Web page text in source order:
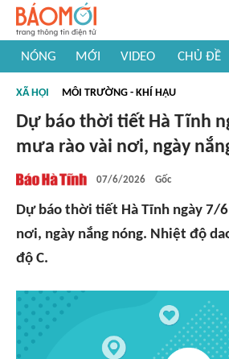
NÓNG MỚI VIDEO CHỦ ĐỀ
#Khám phá thế giới
XÃ HỘI MÔI TRƯỜNG - KHÍ HẬU
Dự báo thời tiết Hà Tĩnh
mưa rào vài nơi, ngày
07/6/2026 Gốc
Dự báo thời tiết Hà Tĩnh ngày 7/
nơi, ngày nắng nóng. Nhiệt độ
độ C.